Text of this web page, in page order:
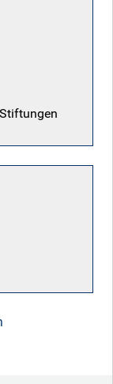
robuster
Fed